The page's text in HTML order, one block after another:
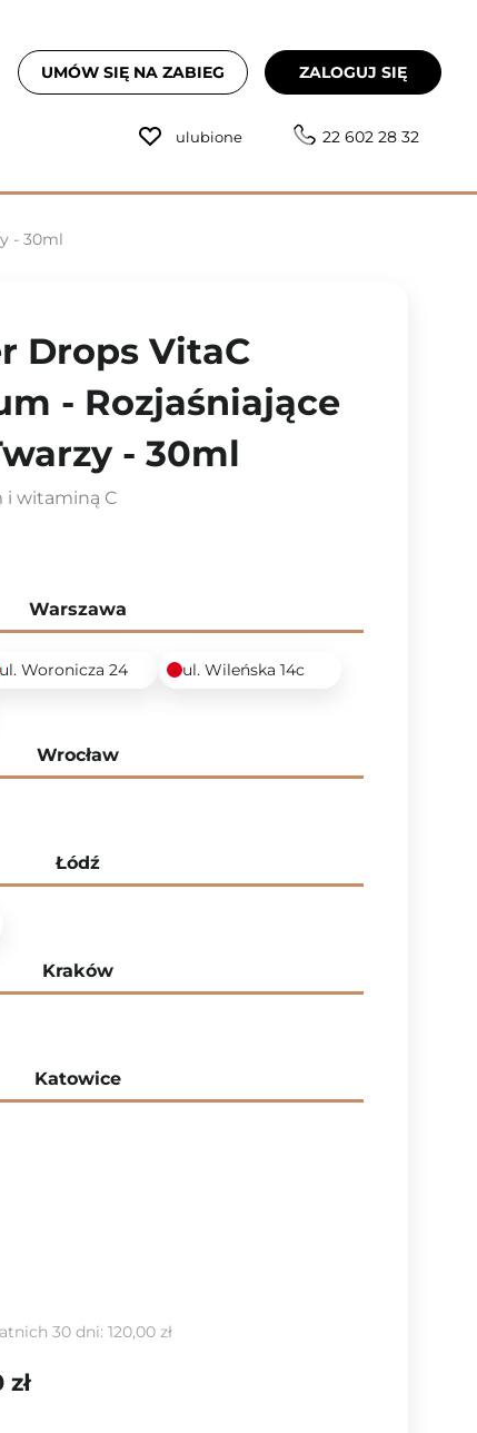
UMÓW SIĘ NA ZABIEG ZALOGUJ SIĘ
ulubione 22 602 28 32
- 30ml
Drops VitaC
- Rozjaśniające
- 30ml
i witaminą C
Warszawa
ul. Woronicza 24
ul. Wileńska 14c
Wrocław
Łódź
Kraków
Katowice
30 dni: 120,00 zł
zł